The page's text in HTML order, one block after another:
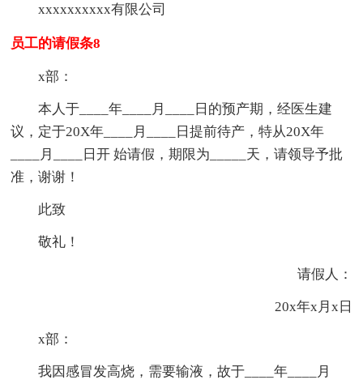
xxxxxxxxxx有限公司
员工的请假条8
x部：
本人于____年____月____日的预产期，经医生建
议，定于20X年____月____日提前待产，特从20X年
____月____日开 始请假，期限为_____天，请领导予批
准，谢谢！
此致
敬礼！
请假人：
20x年x月x日
x部：
我因感冒发高烧，需要输液，故于____年____月